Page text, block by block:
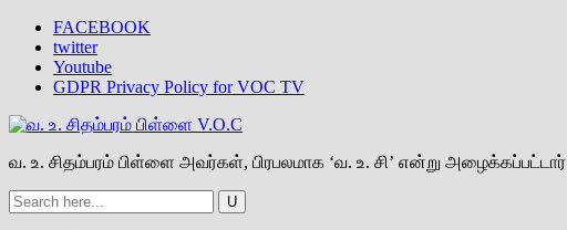
FACEBOOK
twitter
Youtube
GDPR Privacy Policy for VOC TV
வ. உ. சிதம்பரம் பிள்ளை அவர்கள், பிரபலமாக ‘வ. உ. சி’ என்று அழைக்கப்பட்டார்